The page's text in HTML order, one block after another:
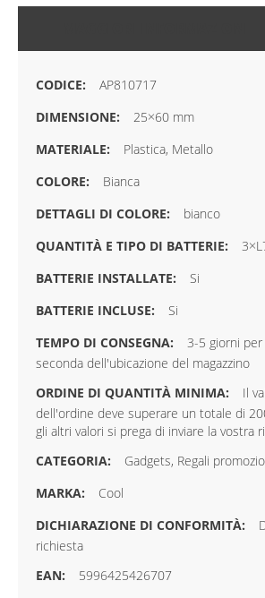
AP810717
25×60 mm
Plastica, Metallo
Bianca
bianco
Si
Si
3-5 giorni
seconda dell'ubicazione del magazzino
Il
dell'ordine deve superare un totale di
gli altri valori si prega di inviare la vostra
Gadgets, Regali
Cool
richiesta
5996425426707